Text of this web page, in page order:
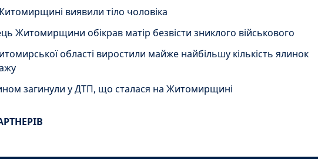
виявили тіло чоловіка
Житомирщини обікрав матір безвісти зниклого військового
області виростили майже найбільшу кількість ялинок
загинули у ДТП, що сталася на Житомирщині